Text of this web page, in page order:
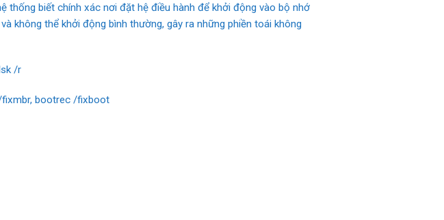
thống biết chính xác nơi đặt hệ điều hành để khởi động vào bộ nhớ
không thể khởi động bình thường, gây ra những phiền toái không
/r
fixmbr, bootrec /fixboot